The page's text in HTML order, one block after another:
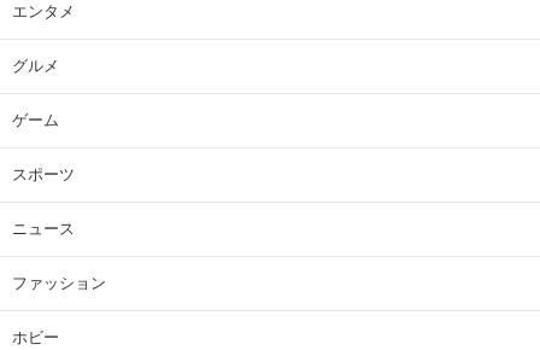
エンタメ
グルメ
ゲーム
スポーツ
ニュース
ファッション
ホビー